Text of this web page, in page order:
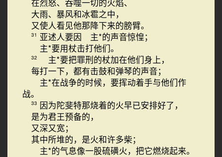
在烈怒、吞噬一切的火焰、
大雨、暴风和冰雹之中，
又使人看见他那降下来的膀臂。
31 亚述人要因 主*的声音惊惶；
主*要用杖击打他们。
32
主*要把罪刑的杖加在他们身上，
每打一下，都有击鼓和弹琴的声音；
主*在战争的时候，要挥动着手与他们作
战。
33 因为陀斐特那烧着的火早已安排好了，
是为君王预备的，
又深又宽；
其中所堆的，是火和许多柴；
主*的气息像一股硫磺火，把它燃烧起来。